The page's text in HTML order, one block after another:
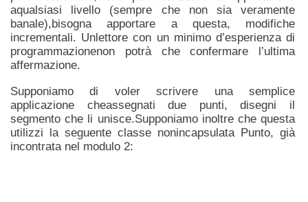
aqualsiasi livello (sempre che non sia veramente
banale),bisogna apportare a questa, modifiche
incrementali. Unlettore con un minimo d’esperienza di
programmazionenon potrà che confermare l’ultima
affermazione.
Supponiamo di voler scrivere una semplice
applicazione cheassegnati due punti, disegni il
segmento che li unisce.Supponiamo inoltre che questa
utilizzi la seguente classe nonincapsulata Punto, già
incontrata nel modulo 2: